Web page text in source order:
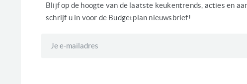
Blijf op de hoogte van de laatste keukentrends, acties en
schrijf u in voor de Budgetplan nieuwsbrief!